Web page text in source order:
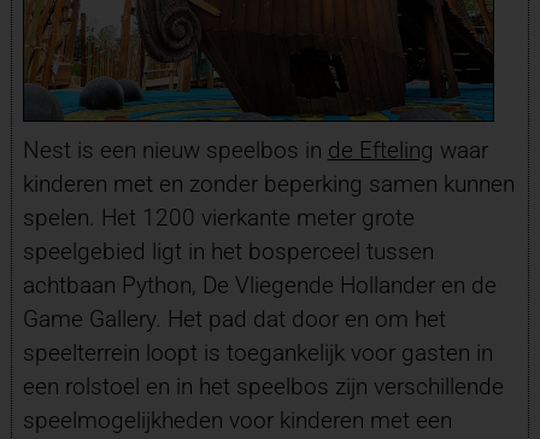
Nest is een nieuw speelbos in de Efteling waar
kinderen met en zonder beperking samen kunnen
spelen. Het 1200 vierkante meter grote
speelgebied ligt in het bosperceel tussen
achtbaan Python, De Vliegende Hollander en de
Game Gallery. Het pad dat door en om het
speelterrein loopt is toegankelijk voor gasten in
een rolstoel en in het speelbos zijn verschillende
speelmogelijkheden voor kinderen met een